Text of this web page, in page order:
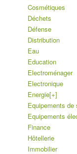
Cosmétiques
Déchets
Défense
Distribution
Eau
Education
Electroménager
Electronique
Energie[+]
Equipements de
Equipements
Finance
Hôtellerie
Immobilier